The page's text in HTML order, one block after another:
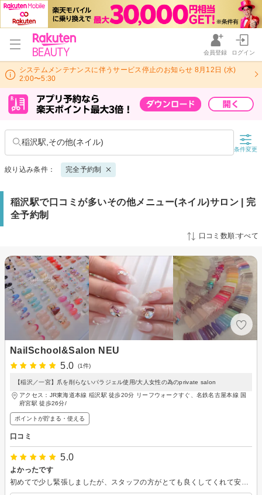
会員登録 ログイン
システムメンテナンスに伴うサービス停止のお知らせ 8月12日 (水)
2:00〜5:30
稲沢駅,その他(ネイル)
条件変更
絞り込み条件： 完全予約制
稲沢駅で口コミが多いその他メニュー(ネイル)サロン | 完
全予約制
口コミ数順:すべて
NailSchool&Salon NEU
5.0
(1件)
【稲沢／一宮】爪を削らないパラジェル使用/大人女性の為のprivate salon
アクセス：JR東海道本線 稲沢駅 徒歩20分 リーフウォークすぐ、名鉄名古屋本線 国
府宮駅 徒歩26分/
ポイントが貯まる・使える
口コミ
5.0
よかったです